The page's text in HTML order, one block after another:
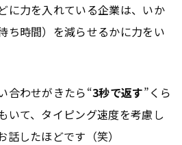
に力を入れている企業は、いか
ち時間）を減らせるかに力をい
合わせがきたら“3秒で返す”くら
いて、タイピング速度を考慮し
したほどです（笑）